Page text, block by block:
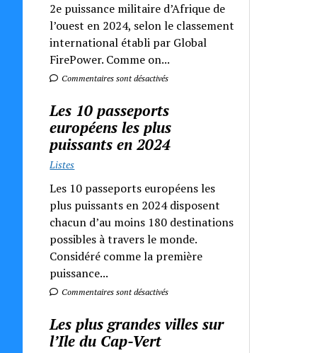
2e puissance militaire d’Afrique de
l’ouest en 2024, selon le classement
international établi par Global
FirePower. Comme on...
Commentaires sont désactivés
Les 10 passeports
européens les plus
puissants en 2024
Listes
Les 10 passeports européens les
plus puissants en 2024 disposent
chacun d’au moins 180 destinations
possibles à travers le monde.
Considéré comme la première
puissance...
Commentaires sont désactivés
Les plus grandes villes sur
l’Ile du Cap-Vert